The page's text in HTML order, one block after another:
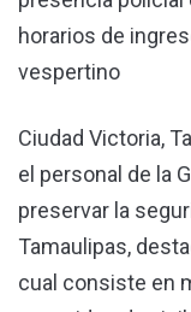
horarios de
vespertino
Ciudad Victoria,
el personal de la
preservar la
Tamaulipas,
cual consiste en